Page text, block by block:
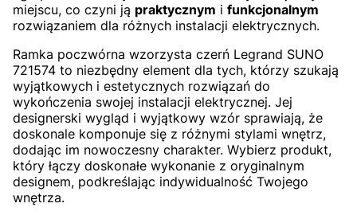
miejscu, co czyni ją praktycznym i funkcjonalnym
rozwiązaniem dla różnych instalacji elektrycznych.
Ramka poczwórna wzorzysta czerń Legrand SUNO
721574 to niezbędny element dla tych, którzy szukają
wyjątkowych i estetycznych rozwiązań do
wykończenia swojej instalacji elektrycznej. Jej
designerski wygląd i wyjątkowy wzór sprawiają, że
doskonale komponuje się z różnymi stylami wnętrz,
dodając im nowoczesny charakter. Wybierz produkt,
który łączy doskonałe wykonanie z oryginalnym
designem, podkreślając indywidualność Twojego
wnętrza.